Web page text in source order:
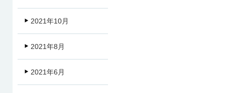
2021年10月
2021年8月
2021年6月